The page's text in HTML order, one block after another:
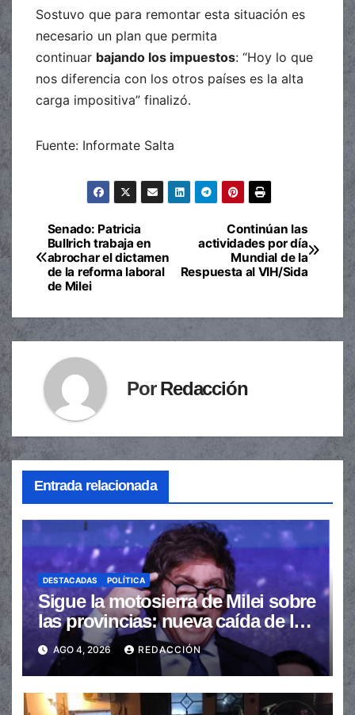
Sostuvo que para remontar esta situación es
necesario un plan que permita
continuar bajando los impuestos: “Hoy lo que
nos diferencia con los otros países es la alta
carga impositiva” finalizó.
Fuente: Informate Salta
Navegación
de
Continúan las
actividades por día
Mundial de la
Respuesta al VIH/Sida
Senado: Patricia
Bullrich trabaja en
abrochar el dictamen
de la reforma laboral
de Milei
PorRedacción
Entrada relacionada
DESTACADAS POLÍTICA
Sigue la motosierra de Milei sobre
las provincias: nueva caída de las
transferencias no automáticas
AGO 4, 2026 REDACCIÓN